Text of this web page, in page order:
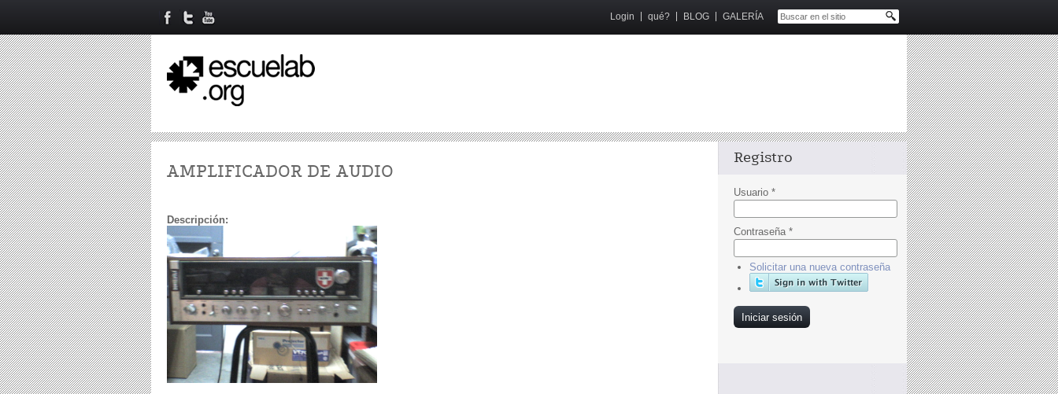
Login qué? BLOG GALERÍA
AMPLIFICADOR DE AUDIO
Descripción:
Registro
Usuario *
Contraseña *
Solicitar una nueva contraseña